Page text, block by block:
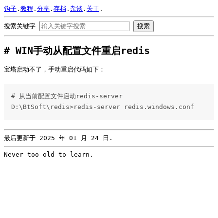
钩子 . 教程 . 分享 . 存档 . 杂谈 . 关于 .
搜索关键字 搜索
WIN手动从配置文件重启redis
宝塔启动不了，手动重启代码如下：
# 从当前配置文件启动redis-server
D:\BtSoft\redis>redis-server redis.windows.conf
最后更新于 2025 年 01 月 24 日.
Never too old to learn.